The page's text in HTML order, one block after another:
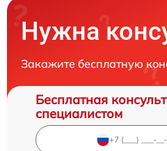
Нужна
Закажите бесплатную
Бесплатная
специалистом